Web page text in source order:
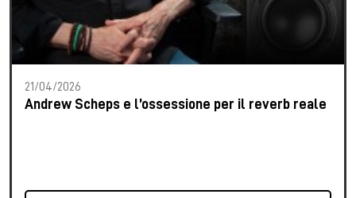
21/04/2026
Andrew Scheps e l’ossessione per il reverb reale